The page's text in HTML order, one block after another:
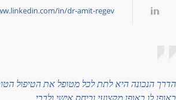
in/dr-amit-regev/
הדרך הנכונה היא לתת לכל מטופל את הטיפול